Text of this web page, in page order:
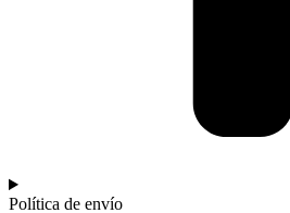
Política de envío